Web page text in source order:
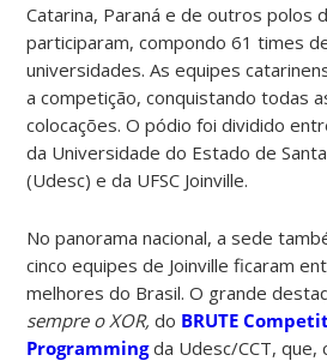
Catarina, Paraná e de outros polos
participaram, compondo 61 times
universidades. As equipes
a competição, conquistando todas
colocações. O pódio foi dividido
da Universidade do Estado de
(Udesc) e da UFSC Joinville.
No panorama nacional, a sede
cinco equipes de Joinville ficaram
melhores do Brasil. O grande
sempre o XOR,do BRUTE
Programmingda Udesc/CCT, que,